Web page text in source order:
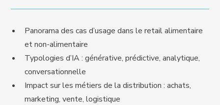
Panorama des cas d’usage dans le retail alimentaire
et non-alimentaire
Typologies d’IA : générative, prédictive, analytique,
conversationnelle
Impact sur les métiers de la distribution : achats,
marketing, vente, logistique